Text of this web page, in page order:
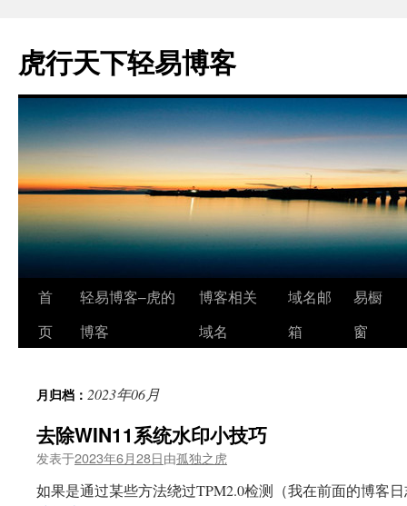
虎行天下轻易博客
跳
至
文
首
页
轻易博客–虎的
博客
博客相关
域名
域名邮
箱
易橱
窗
月归档： 2023年06月
去除WIN11系统水印小技巧
发表于2023年6月28日由孤独之虎
如果是通过某些方法绕过TPM2.0检测（我在前面的博客